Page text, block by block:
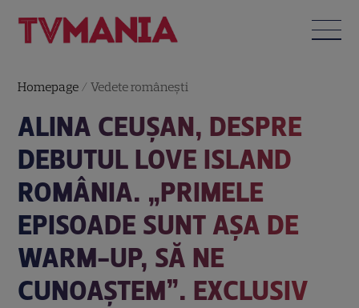
Homepage /Vedete româneşti
ALINA CEUȘAN, DESPRE
DEBUTUL LOVE ISLAND
ROMÂNIA. „PRIMELE
EPISOADE SUNT AȘA DE
WARM-UP, SĂ NE
CUNOAȘTEM”. EXCLUSIV